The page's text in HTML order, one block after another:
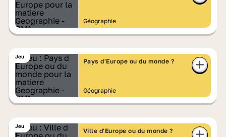
Géographie
Jeu
Pays d'Europe ou du monde ?
Géographie
Jeu
Ville d'Europe ou du monde ?